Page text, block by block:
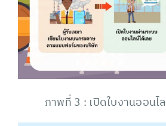
ภาพที่ 3 : เปิดใบงานออนไ